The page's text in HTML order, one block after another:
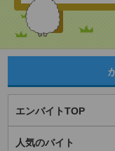
エンバイトTOP
人気のバイト